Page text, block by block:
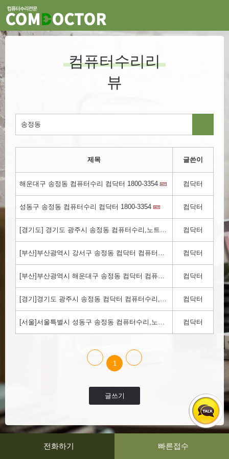
컴퓨터수리리
뷰
제목 글쓴이
해운대구 송정동 컴퓨터수리 컴닥터 1800-3354​ 컴닥터
성동구 송정동 컴퓨터수리 컴닥터 1800-3354 컴닥터
[경기도] 경기도 광주시 송정동 컴퓨터수리,노트북수리,윈도우설치,컴퓨터출장수리 컴닥터!! 1800-3354 컴닥터
[부산]부산광역시 강서구 송정동 컴닥터 컴퓨터수리,노트북수리,윈도우설치 컴닥터에서 하세요!!!1800-3354 컴닥터
[부산]부산광역시 해운대구 송정동 컴닥터 컴퓨터수리,노트북수리,윈도우설치 컴닥터에서 하세요!!!1800-3354 컴닥터
[경기]경기도 광주시 송정동 컴닥터 컴퓨터수리,노트북수리,윈도우설치 컴닥터에서 하세요!!!1800-3354 컴닥터
[서울]서울특별시 성동구 송정동 컴퓨터수리,노트북수리,윈도우설치 컴닥터에서 하세요!!!1800-3354 컴닥터
1
글쓰기
전화하기 빠른접수